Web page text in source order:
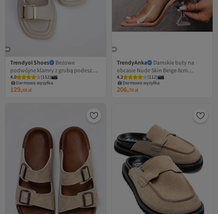
Trendyol Shoes
Beżowe
podwójne klamry z grubą podeszwą
damskie kapcie TAKSS25TE00044
4.0 (152)
Darmowa wysyłka
129,68zł
TrendyAnka
Damskie buty na
obcasie Nude Skin Beige 8cm
Transparent na kwadratowym nosku
i tępym obcasie
4.2 (112)
Darmowa wysyłka
206,70zł